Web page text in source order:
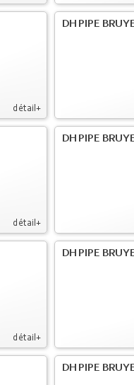
détail+
DH PIPE
détail+
DH PIPE
détail+
DH PIPE
DH PIPE